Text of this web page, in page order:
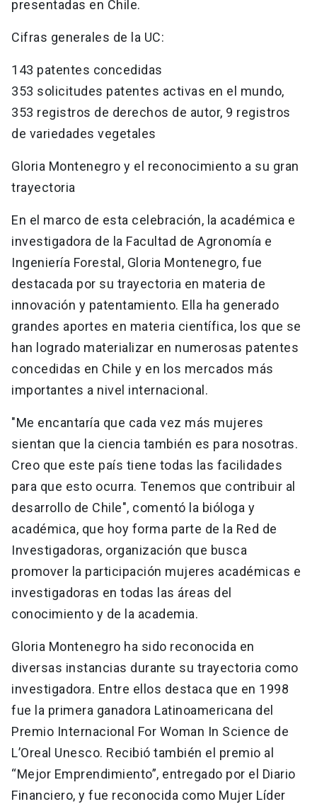
presentadas en Chile.
Cifras generales de la UC:
143 patentes concedidas
353 solicitudes patentes activas en el mundo,
353 registros de derechos de autor, 9 registros
de variedades vegetales
Gloria Montenegro y el reconocimiento a su gran
trayectoria
En el marco de esta celebración, la académica e
investigadora de la Facultad de Agronomía e
Ingeniería Forestal, Gloria Montenegro, fue
destacada por su trayectoria en materia de
innovación y patentamiento. Ella ha generado
grandes aportes en materia científica, los que se
han logrado materializar en numerosas patentes
concedidas en Chile y en los mercados más
importantes a nivel internacional.
"Me encantaría que cada vez más mujeres
sientan que la ciencia también es para nosotras.
Creo que este país tiene todas las facilidades
para que esto ocurra. Tenemos que contribuir al
desarrollo de Chile", comentó la bióloga y
académica, que hoy forma parte de la Red de
Investigadoras, organización que busca
promover la participación mujeres académicas e
investigadoras en todas las áreas del
conocimiento y de la academia.
Gloria Montenegro ha sido reconocida en
diversas instancias durante su trayectoria como
investigadora. Entre ellos destaca que en 1998
fue la primera ganadora Latinoamericana del
Premio Internacional For Woman In Science de
L’Oreal Unesco. Recibió también el premio al
“Mejor Emprendimiento”, entregado por el Diario
Financiero, y fue reconocida como Mujer Líder